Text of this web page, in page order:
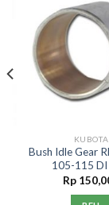
KUBOTA
Bush Idle Gear
105-115
Rp